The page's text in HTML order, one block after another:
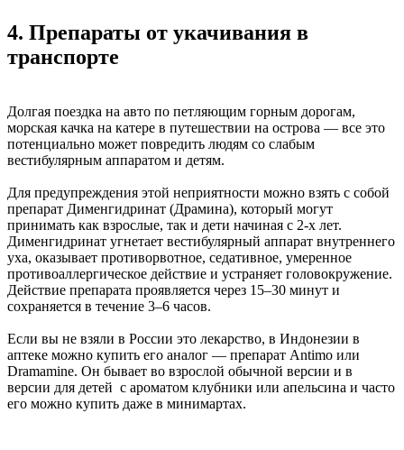
4. Препараты от укачивания в
транспорте
Долгая поездка на авто по петляющим горным дорогам,
морская качка на катере в путешествии на острова — все это
потенциально может повредить людям со слабым
вестибулярным аппаратом и детям.
Для предупреждения этой неприятности можно взять с собой
препарат Дименгидринат (Драмина), который могут
принимать как взрослые, так и дети начиная с 2‑х лет.
Дименгидринат угнетает вестибулярный аппарат внутреннего
уха, оказывает противорвотное, седативное, умеренное
противоаллергическое действие и устраняет головокружение.
Действие препарата проявляется через 15–30 минут и
сохраняется в течение 3–6 ­часов.
Если вы не взяли в России это лекарство, в Индонезии в
аптеке можно купить его аналог — препарат Antimo или
Dramamine. Он бывает во взрослой обычной версии и в
версии для детей с ароматом клубники или апельсина и часто
его можно купить даже в минимартах.